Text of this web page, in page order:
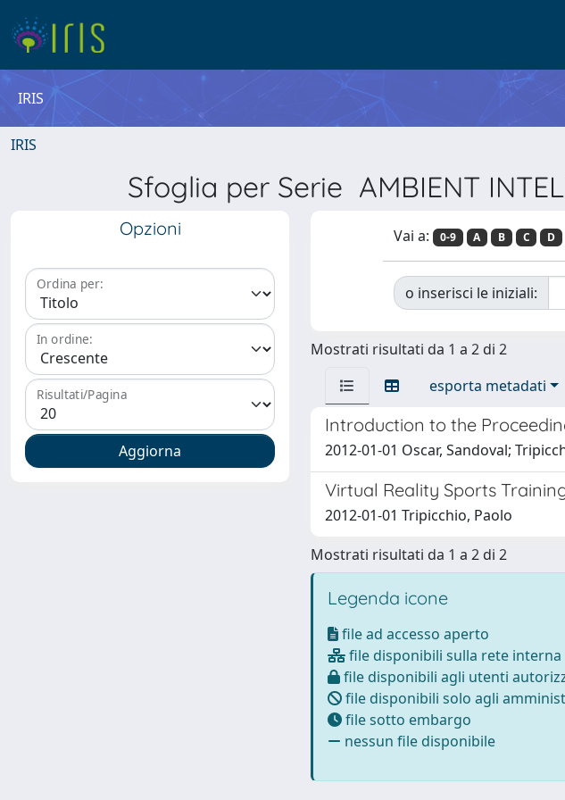
IRIS
IRIS
Sfoglia per Serie AMBIENT
Opzioni
Ordina per:
In ordine:
Risultati/Pagina
Vai a: 0-9 A B C D
o inserisci le iniziali:
Mostrati risultati da 1 a 2 di 2
esporta metadati
Introduction to the
2012-01-01 Oscar, Sandoval;
Virtual Reality Sports
2012-01-01 Tripicchio, Paolo
Mostrati risultati da 1 a 2 di 2
Legenda icone
file ad accesso aperto
file disponibili sulla rete interna
file disponibili agli utenti
file disponibili solo agli
file sotto embargo
nessun file disponibile